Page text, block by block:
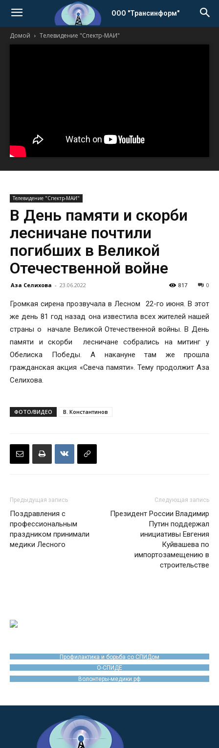
ООО "Трансинформ"
Домой Телевидение "Спектр-МАИ"
Телевидение "Спектр-МАИ"
В День памяти и скорби
лесничане почтили
погибших в Великой
Отечественной войне
Аза Селихова - 23.06.2022 0
817
Громкая сирена прозвучала в Лесном 22-го июня. В этот
же день 81 год назад она известила всех жителей нашей
страны о начале Великой Отечественной войны. В День
памяти и скорби лесничане собрались на митинг у
Обелиска Победы. А накануне там же прошла
гражданская акция «Свеча памяти». Тему продолжит Аза
Селихова.
ФОТО/ВИДЕО В. Константинов
Предыдущая запись
Поздравления с
профессиональным
праздником принимали
медики Лесного
Следующая запись
Президент России Владимир
Путин поддержал
инициативы Евгения
Куйвашева по
импортозамещению в
строительстве
Профилактика и борьба со СПИДом
О-СПИДЕ
Волонтеры-медики.рф